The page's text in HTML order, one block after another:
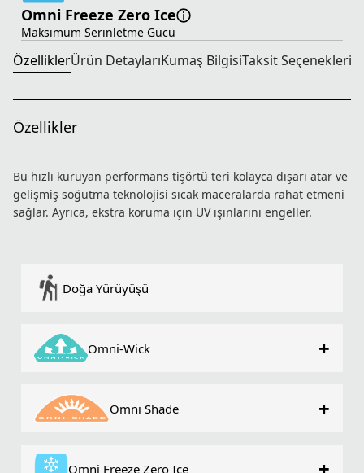
Omni Freeze Zero Ice
Maksimum Serinletme Gücü
ÖzelliklerÜrün DetaylarıKumaş BilgisiTaksit Seçenekleri
Özellikler
Bu hızlı kuruyan performans tişörtü teri kolayca dışarı atar ve
gelişmiş soğutma teknolojisi sıcak maceralarda rahat etmeni
sağlar. Ayrıca, ekstra koruma için UV ışınlarını engeller.
Doğa Yürüyüşü
Omni-Wick +
Omni Shade +
Omni Freeze Zero Ice